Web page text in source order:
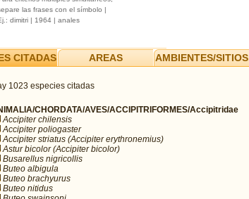
las frases con el símbolo |
dimitri | 1964 | anales
CITADAS AREAS AMBIENTES/SITIOS
1023 especies citadas
CHORDATA/AVES/ACCIPITRIFORMES/Accipitridae
Accipiter chilensis
Accipiter poliogaster
Accipiter striatus (Accipiter erythronemius)
Astur bicolor (Accipiter bicolor)
Busarellus nigricollis
Buteo albigula
Buteo brachyurus
Buteo nitidus